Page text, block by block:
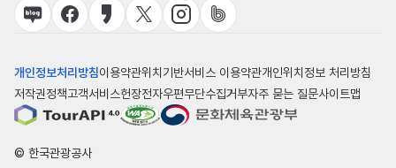
개인정보처리방침이용약관위치기반서비스 이용약관개인위치정보 처리방침
저작권정책고객서비스헌장전자우편무단수집거부자주 묻는 질문사이트맵
© 한국관광공사